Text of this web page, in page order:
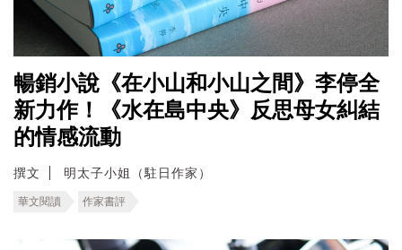
暢銷小說《在小山和小山之間》李停全
新力作！《水在島中央》反思母女糾結
的情感流動
撰文 明太子小姐（駐日作家）
華文閱讀 作家書評